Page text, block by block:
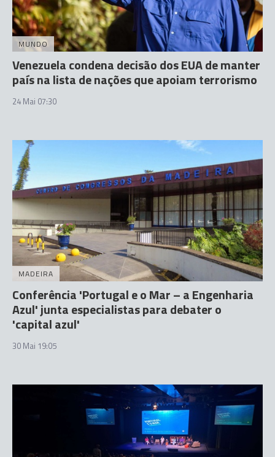
MUNDO
Venezuela condena decisão dos EUA de manter
país na lista de nações que apoiam terrorismo
24 Mai 07:30
MADEIRA
Conferência 'Portugal e o Mar – a Engenharia
Azul' junta especialistas para debater o
'capital azul'
30 Mai 19:05